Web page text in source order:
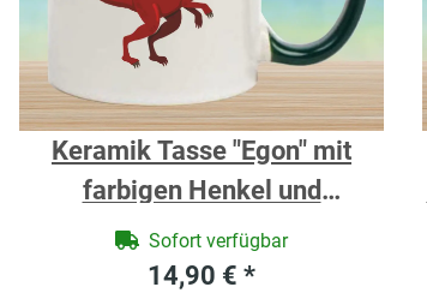
Keramik Tasse "Egon" mit
farbigen Henkel und
Motivdruck Dino orangebraun
personalisierbar
Sofort verfügbar
14,90 € *